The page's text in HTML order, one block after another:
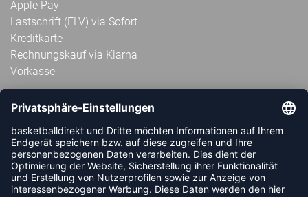
Apple Pay
Lastschrift (ELV) via Sofort
Kreditkarte
Rechnungskauf via Klarna
Vorkasse
ABONNIERE JETZT DEN KOSTENLOSEN
HANDBALLDIREKT-NEWSLETTER UND VERPASSE KEINE
NEUIGKEIT ODER AKTION MEHR.
JETZT ANMELDEN